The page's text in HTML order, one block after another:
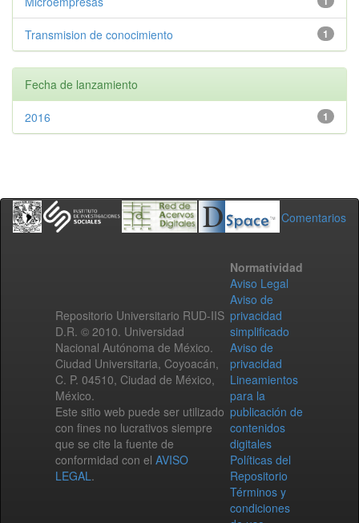
1
Transmision de conocimiento
Fecha de lanzamiento
1
2016
Comentarios
Repositorio Universitario RUD-IIS
D.R. © 2010. Universidad
Nacional Autónoma de México.
Ciudad Universitaria, Coyoacán,
C. P. 04510, Ciudad de México,
México.
Este sitio web puede ser utilizado
con fines no lucrativos siempre
que se cite la fuente de
conformidad con el AVISO
LEGAL.
Normatividad
Aviso Legal
Aviso de
privacidad
simplificado
Aviso de
privacidad
Lineamientos
para la
publicación de
contenidos
digitales
Políticas del
Repositorio
Términos y
condiciones